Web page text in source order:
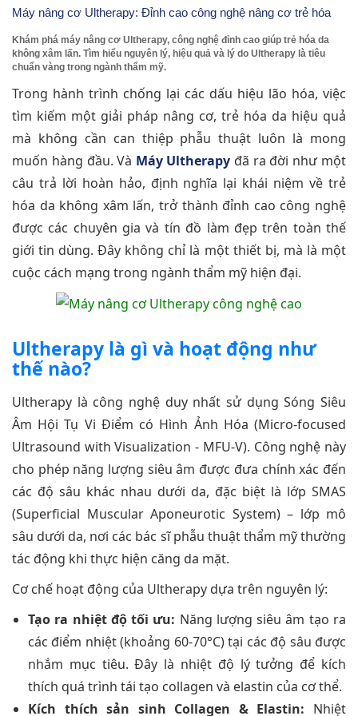
Máy nâng cơ Ultherapy: Đỉnh cao công nghệ nâng cơ trẻ hóa
Khám phá máy nâng cơ Ultherapy, công nghệ đỉnh cao giúp trẻ hóa da
không xâm lấn. Tìm hiểu nguyên lý, hiệu quả và lý do Ultherapy là tiêu
chuẩn vàng trong ngành thẩm mỹ.
Trong hành trình chống lại các dấu hiệu lão hóa, việc
tìm kiếm một giải pháp nâng cơ, trẻ hóa da hiệu quả
mà không cần can thiệp phẫu thuật luôn là mong
muốn hàng đầu. Và Máy Ultherapy đã ra đời như một
câu trả lời hoàn hảo, định nghĩa lại khái niệm về trẻ
hóa da không xâm lấn, trở thành đỉnh cao công nghệ
được các chuyên gia và tín đồ làm đẹp trên toàn thế
giới tin dùng. Đây không chỉ là một thiết bị, mà là một
cuộc cách mạng trong ngành thẩm mỹ hiện đại.
Ultherapy là gì và hoạt động như
thế nào?
Ultherapy là công nghệ duy nhất sử dụng Sóng Siêu
Âm Hội Tụ Vi Điểm có Hình Ảnh Hóa (Micro-focused
Ultrasound with Visualization - MFU-V). Công nghệ này
cho phép năng lượng siêu âm được đưa chính xác đến
các độ sâu khác nhau dưới da, đặc biệt là lớp SMAS
(Superficial Muscular Aponeurotic System) – lớp mô
sâu dưới da, nơi các bác sĩ phẫu thuật thẩm mỹ thường
tác động khi thực hiện căng da mặt.
Cơ chế hoạt động của Ultherapy dựa trên nguyên lý:
Tạo ra nhiệt độ tối ưu: Năng lượng siêu âm tạo ra
các điểm nhiệt (khoảng 60-70°C) tại các độ sâu được
nhắm mục tiêu. Đây là nhiệt độ lý tưởng để kích
thích quá trình tái tạo collagen và elastin của cơ thể.
Kích thích sản sinh Collagen & Elastin: Nhiệt